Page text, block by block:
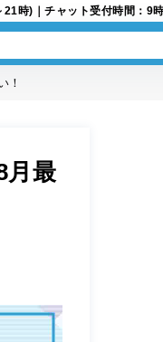
時)｜チャット受付時間：9
！
月最